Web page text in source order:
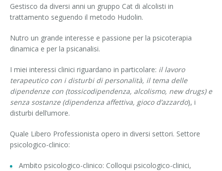
Gestisco da diversi anni un gruppo Cat di alcolisti in
trattamento seguendo il metodo Hudolin.
Nutro un grande interesse e passione per la psicoterapia
dinamica e per la psicanalisi.
I miei interessi clinici riguardano in particolare: il lavoro
terapeutico con i disturbi di personalità, il tema delle
dipendenze con (tossicodipendenza, alcolismo, new drugs) e
senza sostanze (dipendenza affettiva, gioco d’azzardo), i
disturbi dell’umore.
Quale Libero Professionista opero in diversi settori. Settore
psicologico-clinico:
Ambito psicologico-clinico: Colloqui psicologico-clinici,